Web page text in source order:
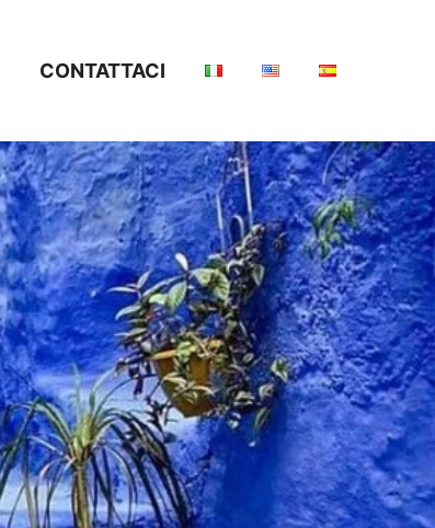
CONTATTACI